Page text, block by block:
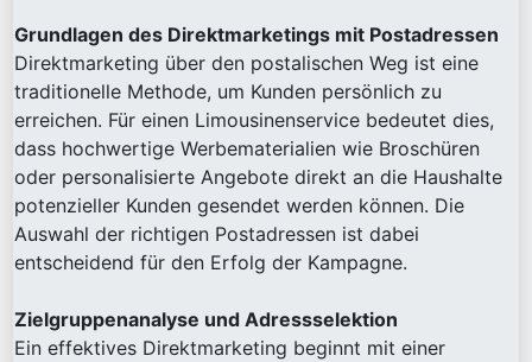
Grundlagen des Direktmarketings mit Postadressen
Direktmarketing über den postalischen Weg ist eine
traditionelle Methode, um Kunden persönlich zu
erreichen. Für einen Limousinenservice bedeutet dies,
dass hochwertige Werbematerialien wie Broschüren
oder personalisierte Angebote direkt an die Haushalte
potenzieller Kunden gesendet werden können. Die
Auswahl der richtigen Postadressen ist dabei
entscheidend für den Erfolg der Kampagne.
Zielgruppenanalyse und Adressselektion
Ein effektives Direktmarketing beginnt mit einer